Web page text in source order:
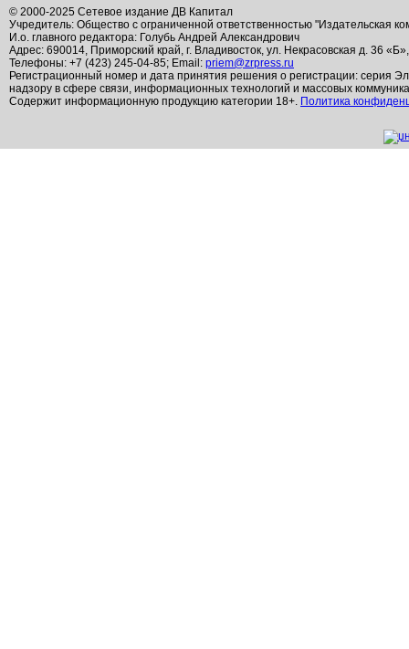
© 2000-2025 Сетевое издание ДВ Капитал
Учредитель: Общество с ограниченной ответственностью "Издательская
И.о. главного редактора: Голубь Андрей Александрович
Адрес: 690014, Приморский край, г. Владивосток, ул. Некрасовская д. 36
Телефоны: +7 (423) 245-04-85; Email: priem@zrpress.ru
Регистрационный номер и дата принятия решения о регистрации: серия
надзору в сфере связи, информационных технологий и массовых
Содержит информационную продукцию категории 18+. Политика